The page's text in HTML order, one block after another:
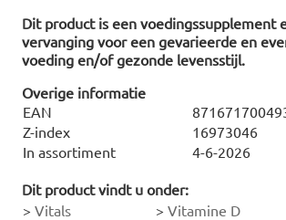
Dit product is een voedingssupplement
vervanging voor een gevarieerde en
voeding en/of gezonde levensstijl.
Overige informatie
EAN
Z-index
16973046
In assortiment
4-6-2026
Dit product vindt u onder:
> Vitals > Vitamine D